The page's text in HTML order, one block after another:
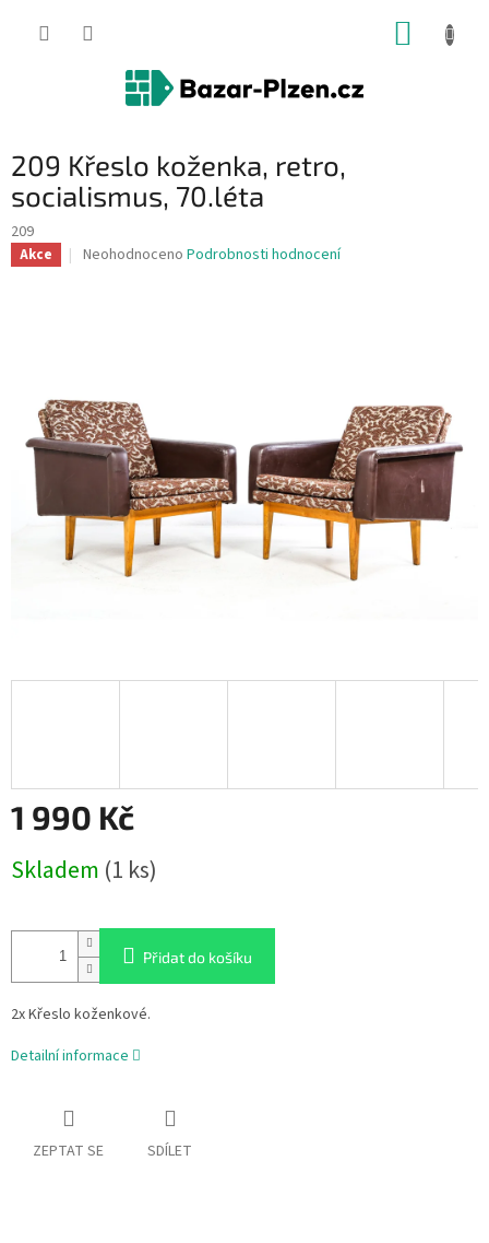
209 Křeslo koženka, retro,
socialismus, 70.léta
209
Akce
Průměrné
hvězdiček.
Neohodnoceno Podrobnosti hodnocení
1 990 Kč
cena:
Skladem (1 ks)
Přidat do košíku
2x Křeslo koženkové.
Detailní informace
ZEPTAT SE SDÍLET